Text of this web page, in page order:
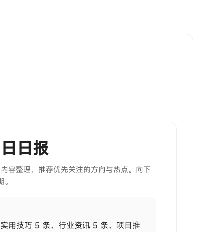
日报
容整理，推荐优先关注的方向与热点。向下
用技巧 5 条、行业资讯 5 条、项目推